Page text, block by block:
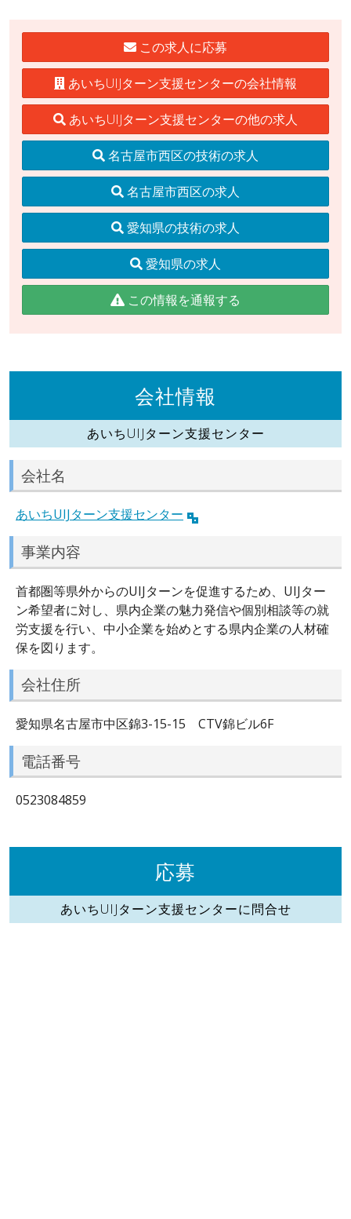
この求人に応募
あいちUIJターン支援センターの会社情報
あいちUIJターン支援センターの他の求人
名古屋市西区の技術の求人
名古屋市西区の求人
愛知県の技術の求人
愛知県の求人
この情報を通報する
会社情報
あいちUIJターン支援センター
会社名
あいちUIJターン支援センター
事業内容
首都圏等県外からのUIJターンを促進するため、UIJター
ン希望者に対し、県内企業の魅力発信や個別相談等の就
労支援を行い、中小企業を始めとする県内企業の人材確
保を図ります。
会社住所
愛知県名古屋市中区錦3-15-15 CTV錦ビル6F
電話番号
0523084859
応募
あいちUIJターン支援センターに問合せ